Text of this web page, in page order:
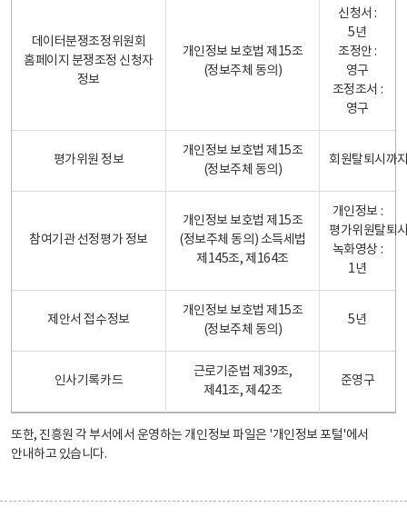
데이터분쟁조정위원회
홈페이지 분쟁조정 신청자
정보
개인정보 보호법 제15조
(정보주체 동의)
신청서 :
5년
조정안 :
영구
조정조서 :
영구
평가위원 정보
개인정보 보호법 제15조
(정보주체 동의)
회원탈퇴시까
참여기관 선정평가 정보
개인정보 보호법 제15조
(정보주체 동의) 소득세법
제145조, 제164조
개인정보 :
평가위원탈퇴
녹화영상 :
1년
제안서 접수정보
개인정보 보호법 제15조
(정보주체 동의)
5년
인사기록카드
근로기준법 제39조,
제41조, 제42조
준영구
또한, 진흥원 각 부서에서 운영하는 개인정보 파일은 '개인정보 포털'에서
안내하고 있습니다.